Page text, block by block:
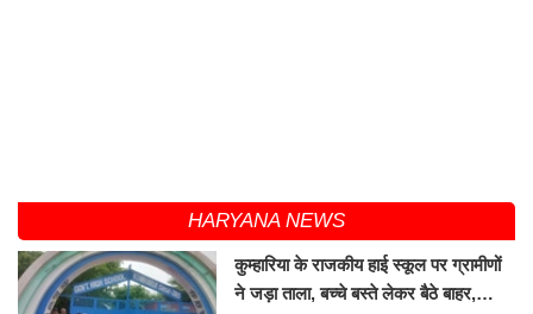
HARYANA NEWS
कुम्हारिया के राजकीय हाई स्कूल पर ग्रामीणों
ने जड़ा ताला, बच्चे बस्ते लेकर बैठे बाहर,